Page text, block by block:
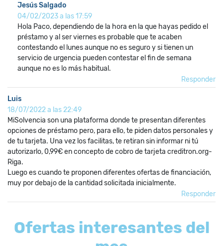
Jesús Salgado
04/02/2023 a las 17:59
Hola Paco, dependiendo de la hora en la que hayas pedido el
préstamo y al ser viernes es probable que te acaben
contestando el lunes aunque no es seguro y si tienen un
servicio de urgencia pueden contestar el fin de semana
aunque no es lo más habitual.
Responder
Luis
18/07/2022 a las 22:49
MiSolvencia son una plataforma donde te presentan diferentes
opciones de préstamo pero, para ello, te piden datos personales y
de tu tarjeta. Una vez los facilitas, te retiran sin informar ni tú
autorizarlo, 0,99€ en concepto de cobro de tarjeta creditron.org-
Riga.
Luego es cuando te proponen diferentes ofertas de financiación,
muy por debajo de la cantidad solicitada inicialmente.
Responder
Ofertas interesantes del